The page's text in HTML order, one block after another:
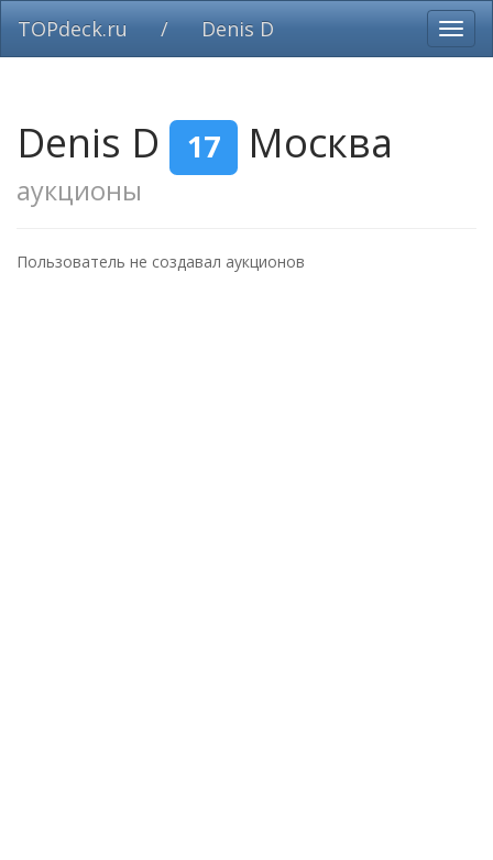
TOPdeck.ru / Denis D
Denis D 17 Москва
аукционы
Пользователь не создавал аукционов